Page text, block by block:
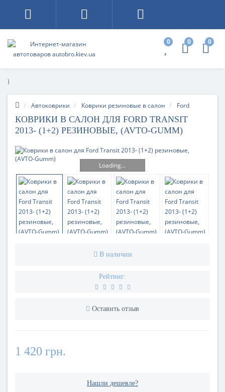
0 0 0
)
Автоковрики Коврики резиновые в салон Ford
КОВРИКИ В САЛОН ДЛЯ FORD TRANSIT
2013- (1+2) РЕЗИНОВЫЕ, (AVTO-GUMM)
Loading...
В наличии
Рейтинг:
Оставить отзыв
1 420 грн.
Нашли дешевле?